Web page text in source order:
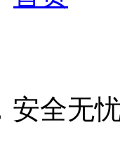
安全无